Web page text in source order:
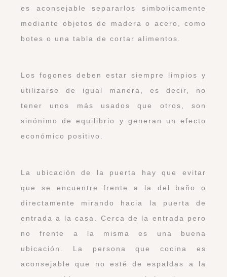
es aconsejable separarlos simbolicamente
mediante objetos de madera o acero, como
botes o una tabla de cortar alimentos.
Los fogones deben estar siempre limpios y
utilizarse de igual manera, es decir, no
tener unos más usados que otros, son
sinónimo de equilibrio y generan un efecto
económico positivo.
La ubicación de la puerta hay que evitar
que se encuentre frente a la del baño o
directamente mirando hacia la puerta de
entrada a la casa. Cerca de la entrada pero
no frente a la misma es una buena
ubicación. La persona que cocina es
aconsejable que no esté de espaldas a la